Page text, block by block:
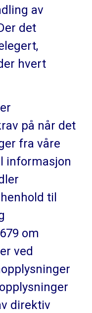
av
det
hvert
på når det
fra våre
informasjon
til
om
ved
direktiv